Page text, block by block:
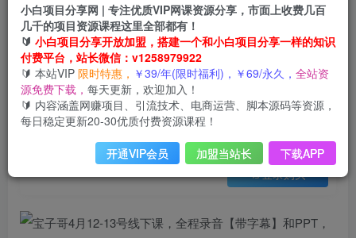
0 111 51
此内容为会员免费，请付费后查看
云币3 限时特惠
云币 99
年VIP免费 终身VIP会员免费
登录购买
会员免费 已售 34
小白项目分享网 | 专注优质VIP网课资源分享，市面上收费几百
几千的项目资源课程这里全部都有！
🔰 小白项目分享开放加盟，搭建一个和小白项目分享一样的知识
付费平台，站长微信：v1258979922
🔰 本站VIP 限时特惠， ￥39/年(限时福利)，￥69/永久， 全站资
源免费下载， 每天更新，欢迎加入！
🔰 内容涵盖网赚项目、引流技术、电商运营、脚本源码等资源，
每日稳定更新20-30优质付费资源课程！
开通VIP会员 加盟当站长 下载APP